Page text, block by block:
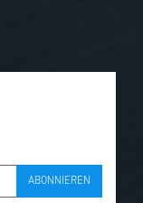
ABONNIEREN